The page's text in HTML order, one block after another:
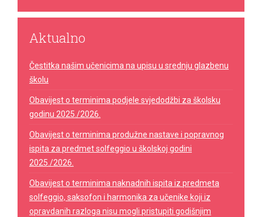
Aktualno
Čestitka našim učenicima na upisu u srednju glazbenu
školu
Obavijest o terminima podjele svjedodžbi za školsku
godinu 2025./2026.
Obavijest o terminima produžne nastave i popravnog
ispita za predmet solfeggio u školskoj godini
2025./2026.
Obavijest o terminima naknadnih ispita iz predmeta
solfeggio, saksofon i harmonika za učenike koji iz
opravdanih razloga nisu mogli pristupiti godišnjim